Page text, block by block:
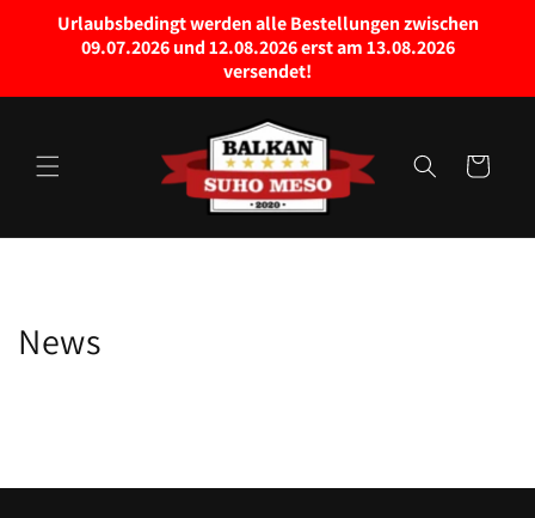
sadržaj
Urlaubsbedingt werden alle Bestellungen zwischen
09.07.2026 und 12.08.2026 erst am 13.08.2026
versendet!
Košarica
News